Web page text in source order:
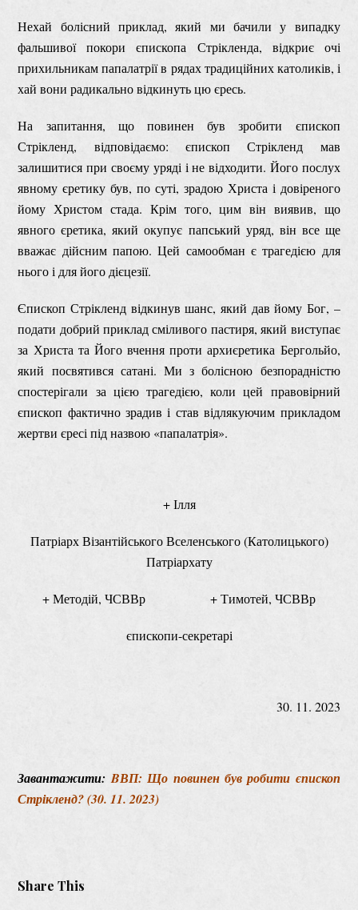
Нехай болісний приклад, який ми бачили у випадку
фальшивої покори єпископа Стрікленда, відкриє очі
прихильникам папалатрії в рядах традиційних католиків, і
хай вони радикально відкинуть цю єресь.
На запитання, що повинен був зробити єпископ
Стрікленд, відповідаємо: єпископ Стрікленд мав
залишитися при своєму уряді і не відходити. Його послух
явному єретику був, по суті, зрадою Христа і довіреного
йому Христом стада. Крім того, цим він виявив, що
явного єретика, який окупує папський уряд, він все ще
вважає дійсним папою. Цей самообман є трагедією для
нього і для його дієцезії.
Єпископ Стрікленд відкинув шанс, який дав йому Бог, –
подати добрий приклад сміливого пастиря, який виступає
за Христа та Його вчення проти архиєретика Бергольйо,
який посвятився сатані. Ми з болісною безпорадністю
спостерігали за цією трагедією, коли цей правовірний
єпископ фактично зрадив і став відлякуючим прикладом
жертви єресі під назвою «папалатрія».
+ Ілля
Патріарх Візантійського Вселенського (Католицького)
Патріархату
+ Методій, ЧСВВр + Тимотей, ЧСВВр
єпископи-секретарі
30. 11. 2023
Завантажити:BВП: Що повинен був робити єпископ
Стрікленд? (30. 11. 2023)
Share This